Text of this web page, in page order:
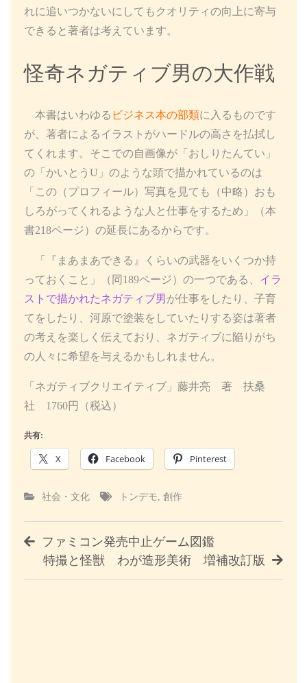
れに追いつかないにしてもクオリティの向上に寄与
できると著者は考えています。
怪奇ネガティブ男の大作戦
本書はいわゆる ビジネス本の部類に入るものです
が、著者によるイラストがハードルの高さを払拭し
てくれます。そこでの自画像が「おしりたんてい」
の「かいとうU」のような頭で描かれているのは
「この（プロフィール）写真を見ても（中略）おも
しろがってくれるような人と仕事をするため」（本
書218ページ）の延長にあるからです。
「『まあまあできる』くらいの武器をいくつか持
っておくこと」（同189ページ）の一つである、 イラ
ストで描かれたネガティブ男が仕事をしたり、子育
てをしたり、河原で塗装をしていたりする姿は著者
の考えを楽しく伝えており、ネガティブに陥りがち
の人々に希望を与えるかもしれません。
「ネガティブクリエイティブ」藤井亮 著 扶桑
社 1760円（税込）
共有:
X Facebook Pinterest
社会・文化 トンデモ, 創作
投
稿
ファミコン発売中止ゲーム図鑑
特撮と怪獣 わが造形美術 増補改訂版